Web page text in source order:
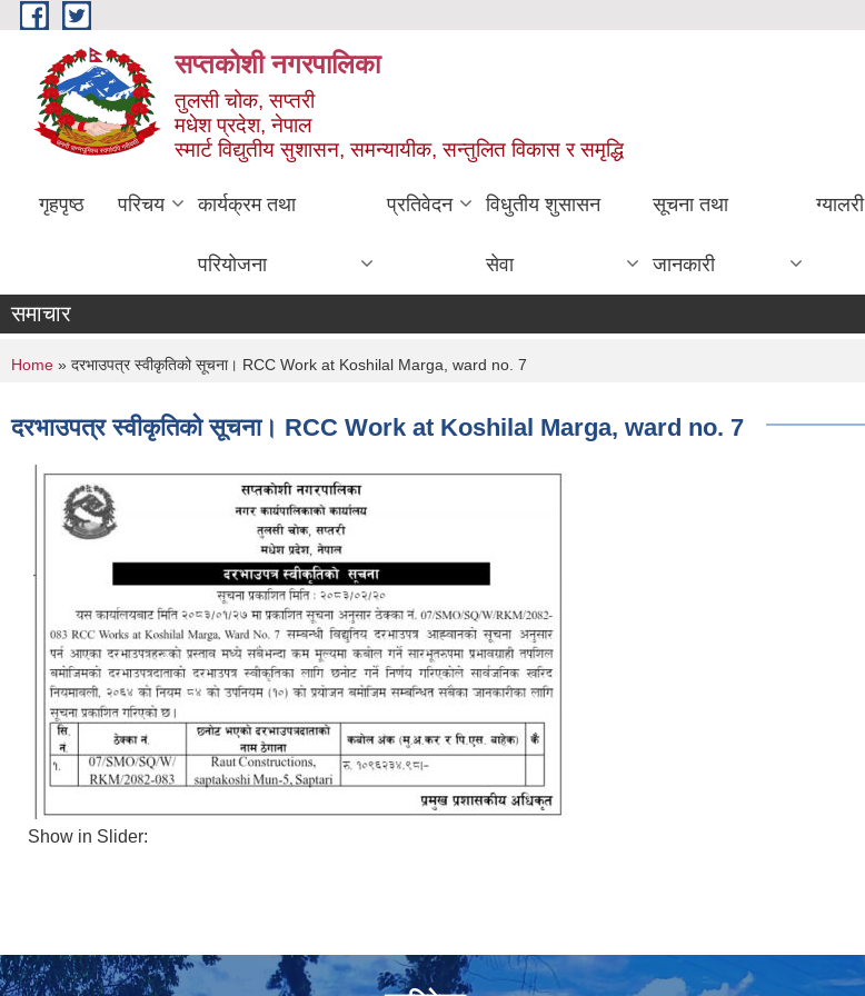
Skip to main content
सप्तकोशी नगरपालिका
तुलसी चोक, सप्तरी
मधेश प्रदेश, नेपाल
स्मार्ट विद्युतीय सुशासन, समन्यायीक, सन्तुलित विकास र समृद्धि
गृहपृष्ठ परिचय कार्यक्रम तथा
परियोजना
प्रतिवेदन विधुतीय शुसासन
सेवा
सूचना तथा
जानकारी
ग्यालरी
समाचार
You are here
Home » दरभाउपत्र स्वीकृतिको सूचना। RCC Work at Koshilal Marga, ward no. 7
दरभाउपत्र स्वीकृतिको सूचना। RCC Work at Koshilal Marga, ward no. 7
Show in Slider: